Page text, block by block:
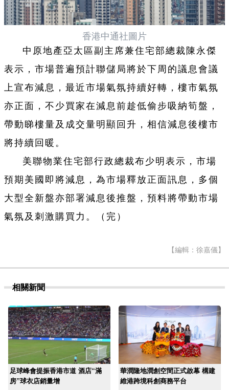
香港中通社圖片
中原地產亞太區副主席兼住宅部總裁陳永傑
表示，市場普遍預計聯儲局將於下周的議息會議
上宣布減息，最近市場氣氛持續好轉，樓市氣氛
亦正面，不少買家在減息前趁低偷步吸納筍盤，
帶動睇樓量及成交量明顯回升，相信減息後樓市
將持續回暖。
美聯物業住宅部行政總裁布少明表示，市場
預期美國即將減息，為市場釋放正面訊息，多個
大型全新盤亦部署減息後推盤，預料將帶動市場
氣氛及刺激購買力。（完）
【編輯：徐嘉儀】
相關新聞
足球峰會提振香港市道 酒店“滿
房”球衣店銷量增
華潤隆地潤創空間正式啟幕 構建
維港跨境科創商務平台